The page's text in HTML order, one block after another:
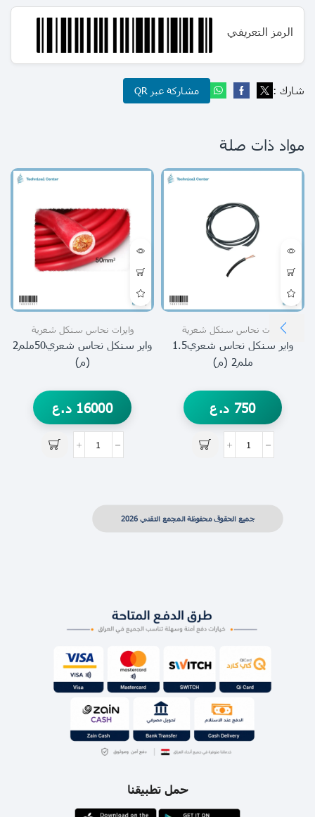
الرمز التعريفي
شارك : مشاركة عبر QR
مواد ذات صلة
وايرات نحاس سنكل شعرية
واير سنكل نحاس شعري1.5
ملم2 (م)
750 د.ع
وايرات نحاس سنكل شعرية
واير سنكل نحاس شعري50ملم2
(م)
16000 د.ع
جميع الحقوق محفوظة المجمع التقني 2026
حمل تطبيقنا